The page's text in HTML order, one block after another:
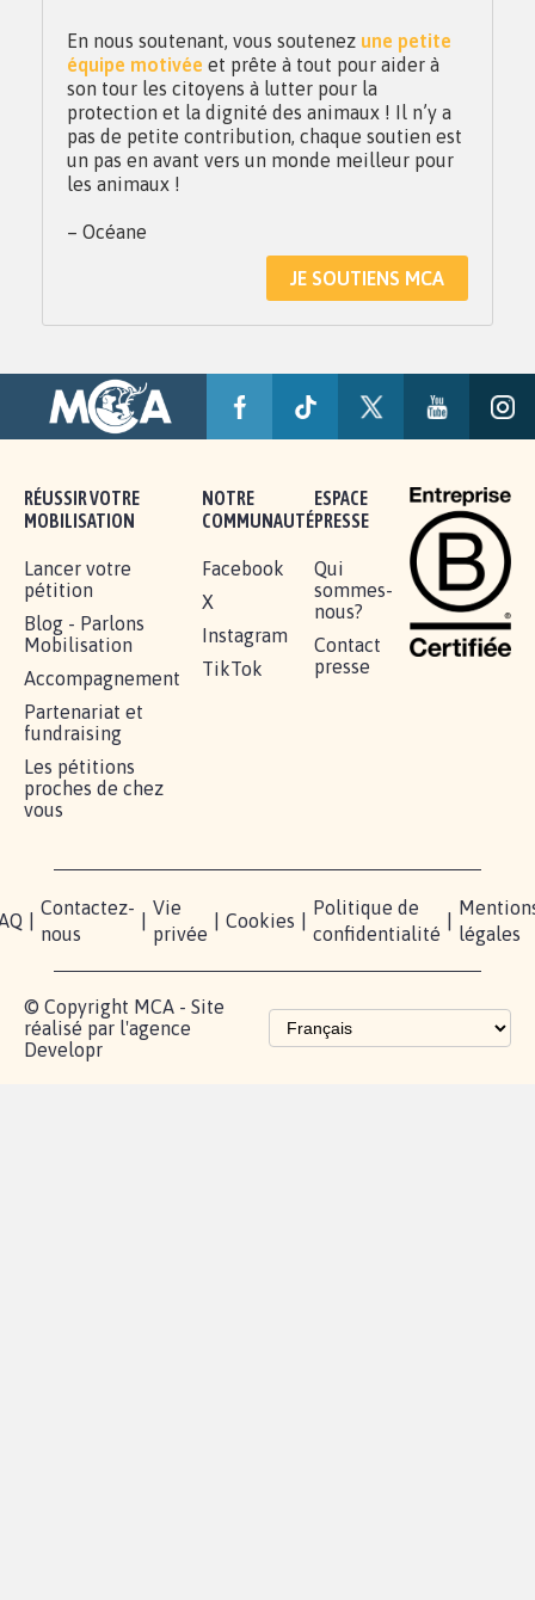
En nous soutenant, vous soutenez une petite
équipe motivée et prête à tout pour aider à
son tour les citoyens à lutter pour la
protection et la dignité des animaux ! Il n’y a
pas de petite contribution, chaque soutien est
un pas en avant vers un monde meilleur pour
les animaux !
– Océane
JE SOUTIENS MCA
RÉUSSIR VOTRE
MOBILISATION
Lancer votre
pétition
Blog - Parlons
Mobilisation
Accompagnement
Partenariat et
fundraising
Les pétitions
proches de chez
vous
NOTRE
COMMUNAUTÉ
Facebook
X
Instagram
TikTok
ESPACE
PRESSE
Qui
sommes-
nous?
Contact
presse
Contactez-
nous
Vie
privée
Cookies
Politique de
confidentialité
légales
© Copyright MCA - Site
réalisé par l'agence
Developr